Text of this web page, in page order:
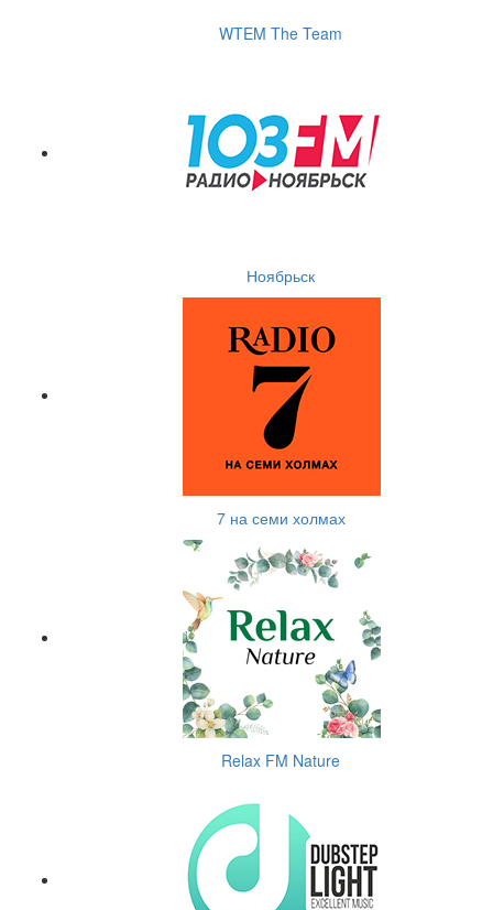
WTEM The Team
Ноябрьск
7 на семи холмах
Relax FM Nature